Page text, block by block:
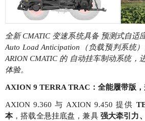
全新 CMATIC 变速系统具备 预测式自适
Auto Load Anticipation（负载预判系统
ARION CMATIC 的 自动挂车制动系统，
体验。
AXION 9 TERRA TRAC：全能履带版
AXION 9.360 与 AXION 9.450 提供
本，搭载全悬挂底盘，兼具 强大牵引力